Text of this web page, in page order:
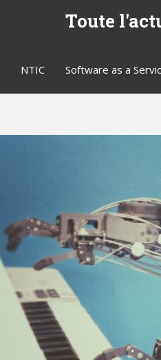
Toute
NTIC Software as a